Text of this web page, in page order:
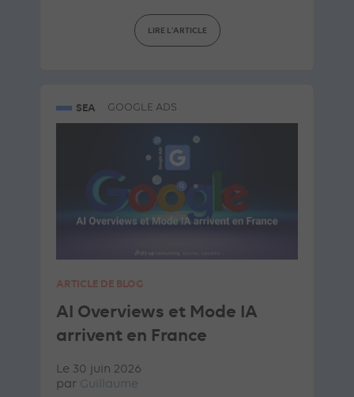
LIRE L'ARTICLE
SEA GOOGLE ADS
ARTICLE DE BLOG
AI Overviews et Mode IA
arrivent en France
Le 30 juin 2026
par Guillaume